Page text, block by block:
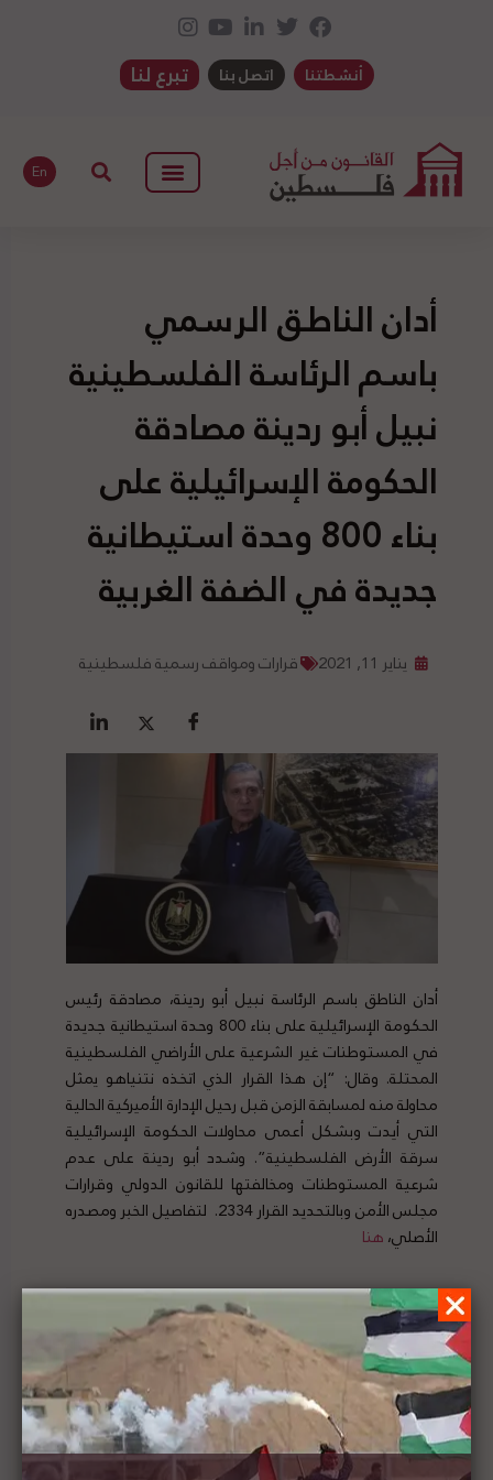
أنشطتنا اتصل بنا تبرع لنا
En
أدان الناطق الرسمي
باسم الرئاسة الفلسطينية
نبيل أبو ردينة مصادقة
الحكومة الإسرائيلية على
بناء 800 وحدة استيطانية
جديدة في الضفة الغربية
يناير 11, 2021 قرارات ومواقف رسمية فلسطينية
أدان الناطق باسم الرئاسة نبيل أبو ردينة، مصادقة رئيس
الحكومة الإسرائيلية على بناء 800 وحدة استيطانية جديدة
في المستوطنات غير الشرعية على الأراضي الفلسطينية
المحتلة. وقال: “إن هذا القرار الذي اتخذه نتنياهو يمثل
محاولة منه لمسابقة الزمن قبل رحيل الإدارة الأميركية الحالية
التي أيدت وبشكل أعمى محاولات الحكومة الإسرائيلية
سرقة الأرض الفلسطينية”. وشدد أبو ردينة على عدم
شرعية المستوطنات ومخالفتها للقانون الدولي وقرارات
مجلس الأمن وبالتحديد القرار 2334. لتفاصيل الخبر ومصدره
الأصلي،هنا
اللجنة الرئاسية العليا لمتابعة شؤون الكنائس في
فلسطين تحذر من تنفيذ مشروع تهويدي يستهدف
هوية البلدة القديمة في القدس